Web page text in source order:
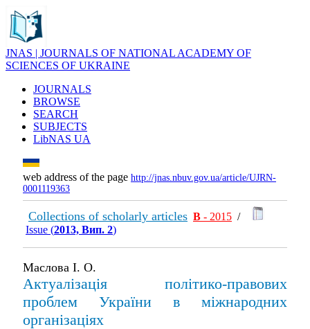
JNAS | JOURNALS OF NATIONAL ACADEMY OF
SCIENCES OF UKRAINE
JOURNALS
BROWSE
SEARCH
SUBJECTS
LibNAS UA
web address of the page http://jnas.nbuv.gov.ua/article/UJRN-
0001119363
Collections of scholarly articles В - 2015 /
Issue (2013, Вип. 2)
Маслова І. О.
Актуалізація політико-правових
проблем України в міжнародних
організаціях